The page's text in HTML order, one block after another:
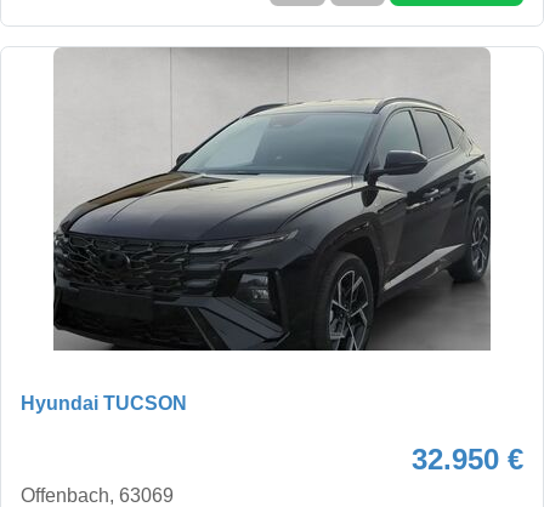
Hyundai TUCSON
32.950 €
Offenbach, 63069